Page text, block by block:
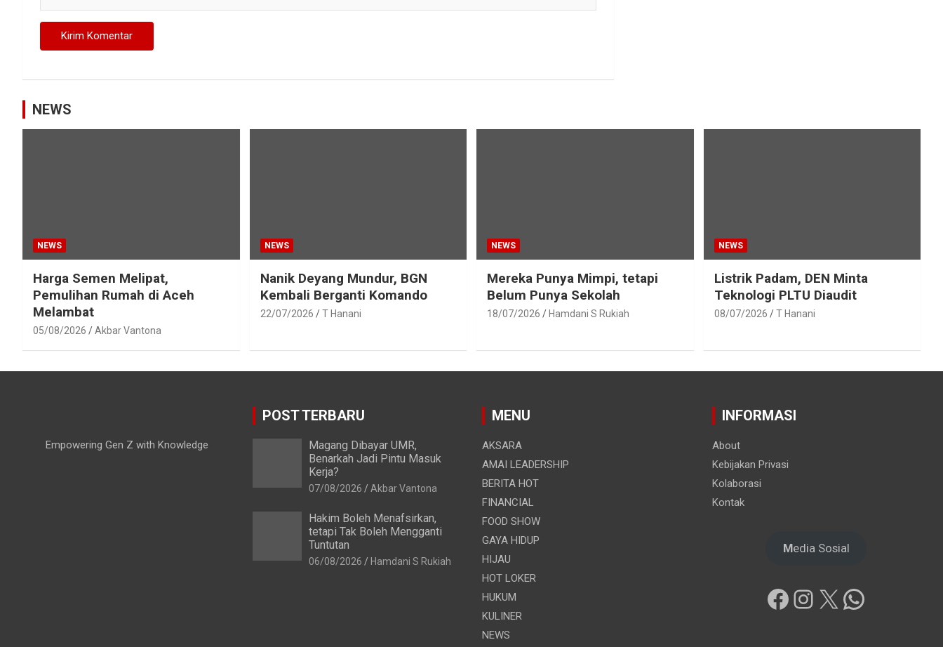
NEWS
NEWS
Harga Semen Melipat,
Pemulihan Rumah di Aceh
Melambat
05/08/2026 Akbar Vantona
NEWS
Nanik Deyang Mundur, BGN
Kembali Berganti Komando
22/07/2026 T Hanani
NEWS
Mereka Punya Mimpi, tetapi
Belum Punya Sekolah
18/07/2026 Hamdani S Rukiah
NEWS
Listrik Padam, DEN Minta
Teknologi PLTU Diaudit
08/07/2026 T Hanani
Empowering Gen Z with Knowledge
POST TERBARU
Magang Dibayar UMR,
Benarkah Jadi Pintu Masuk
Kerja?
07/08/2026 Akbar Vantona
Hakim Boleh Menafsirkan,
tetapi Tak Boleh Mengganti
Tuntutan
06/08/2026 Hamdani S Rukiah
MENU
AKSARA
AMAI LEADERSHIP
BERITA HOT
FINANCIAL
FOOD SHOW
GAYA HIDUP
HIJAU
HOT LOKER
HUKUM
KULINER
NEWS
INFORMASI
About
Kebijakan Privasi
Kolaborasi
Kontak
Media Sosial
Facebook
Instagram
X